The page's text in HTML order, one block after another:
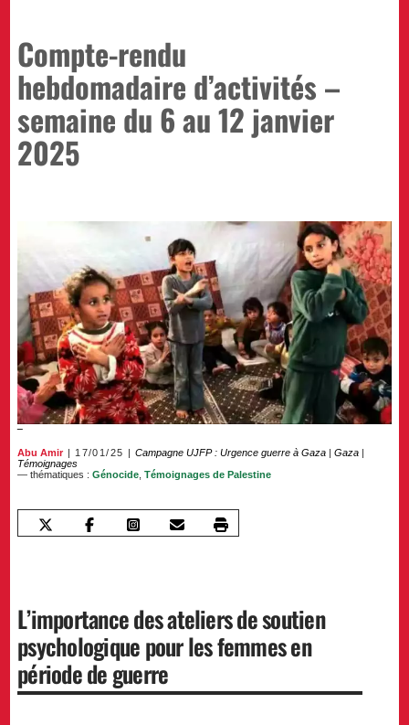
Compte-rendu
hebdomadaire d’activités –
semaine du 6 au 12 janvier
2025
Abu Amir 17/01/25 Campagne UJFP : Urgence guerre à Gaza |Gaza |
Témoignages
— thématiques :Génocide ,Témoignages de Palestine
L’importance des ateliers de soutien
psychologique pour les femmes en
période de guerre